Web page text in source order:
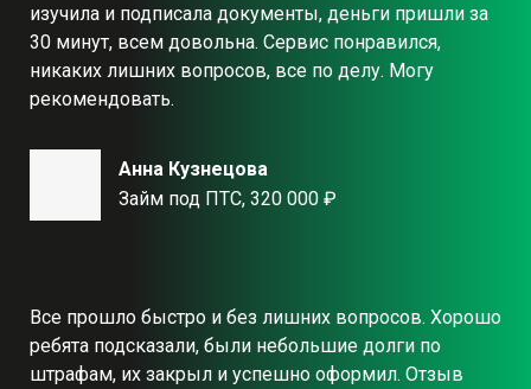
изучила и подписала документы, деньги пришли за
30 минут, всем довольна. Сервис понравился,
никаких лишних вопросов, все по делу. Могу
рекомендовать.
Анна Кузнецова
Займ под ПТС, 320 000 ₽
Все прошло быстро и без лишних вопросов. Хорошо
ребята подсказали, были небольшие долги по
штрафам, их закрыл и успешно оформил. Отзыв